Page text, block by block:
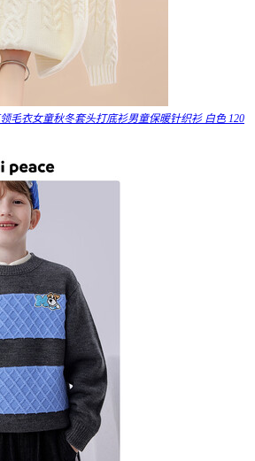
毛衣女童秋冬套头打底衫男童保暖针织衫 白色 120